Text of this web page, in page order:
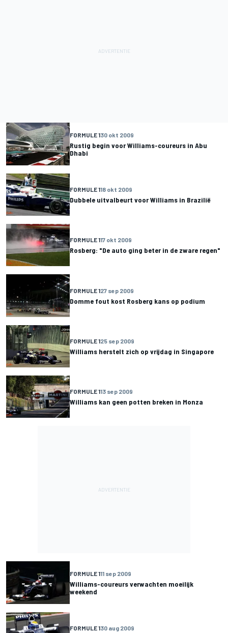
FORMULE 130 okt 2009
Rustig begin voor Williams-coureurs in Abu
Dhabi
FORMULE 118 okt 2009
Dubbele uitvalbeurt voor Williams in Brazilië
FORMULE 117 okt 2009
Rosberg: "De auto ging beter in de zware regen"
FORMULE 127 sep 2009
Domme fout kost Rosberg kans op podium
FORMULE 125 sep 2009
Williams herstelt zich op vrijdag in Singapore
FORMULE 113 sep 2009
Williams kan geen potten breken in Monza
FORMULE 111 sep 2009
Williams-coureurs verwachten moeilijk
weekend
FORMULE 130 aug 2009